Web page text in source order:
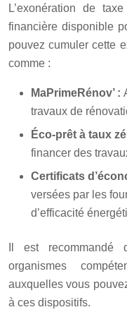
L’exonération de
financière disponible
pouvez cumuler cette
comme :
MaPrimeRénov’ :
travaux de
Éco-prêt à taux
financer des
Certificats
versées par les
d’efficacité
Il est recommandé
organismes
auxquelles vous
à ces dispositifs.